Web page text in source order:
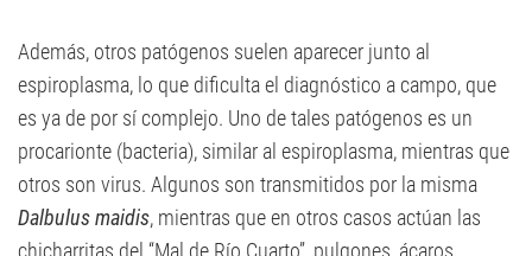
Además, otros patógenos suelen aparecer junto al
espiroplasma, lo que dificulta el diagnóstico a campo, que
es ya de por sí complejo. Uno de tales patógenos es un
procarionte (bacteria), similar al espiroplasma, mientras que
otros son virus. Algunos son transmitidos por la misma
Dalbulus maidis, mientras que en otros casos actúan las
chicharritas del “Mal de Río Cuarto”, pulgones, ácaros,